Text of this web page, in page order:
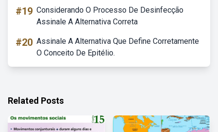
#19 Considerando O Processo De Desinfecção
Assinale A Alternativa Correta
#20 Assinale A Alternativa Que Define Corretamente
O Conceito De Epitélio.
Related Posts